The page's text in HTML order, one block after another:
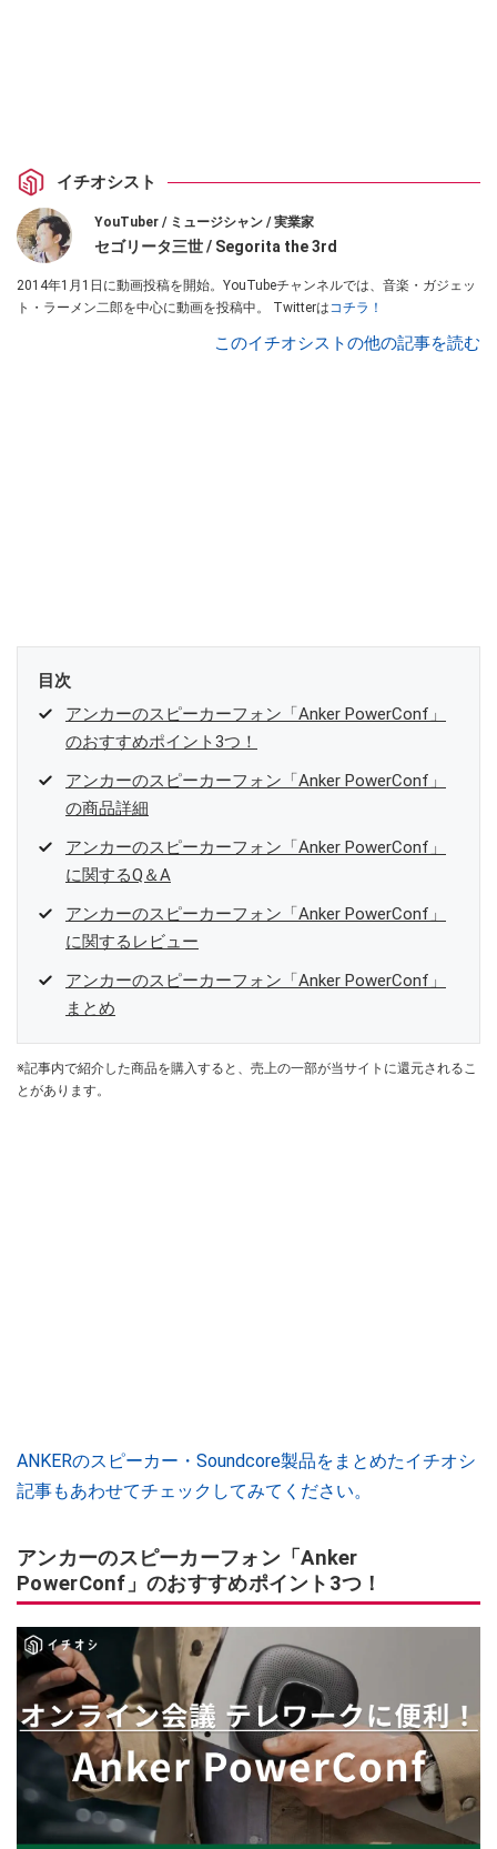
イチオシスト
YouTuber / ミュージシャン / 実業家
セゴリータ三世 / Segorita the 3rd
2014年1月1日に動画投稿を開始。YouTubeチャンネルでは、音楽・ガジェッ
ト・ラーメン二郎を中心に動画を投稿中。 Twitterはコチラ！
このイチオシストの他の記事を読む
目次
アンカーのスピーカーフォン「Anker PowerConf」
のおすすめポイント3つ！
アンカーのスピーカーフォン「Anker PowerConf」
の商品詳細
アンカーのスピーカーフォン「Anker PowerConf」
に関するQ＆A
アンカーのスピーカーフォン「Anker PowerConf」
に関するレビュー
アンカーのスピーカーフォン「Anker PowerConf」
まとめ
※記事内で紹介した商品を購入すると、売上の一部が当サイトに還元されるこ
とがあります。
ANKERのスピーカー・Soundcore製品をまとめたイチオシ
記事もあわせてチェックしてみてください。
アンカーのスピーカーフォン「Anker
PowerConf」のおすすめポイント3つ！